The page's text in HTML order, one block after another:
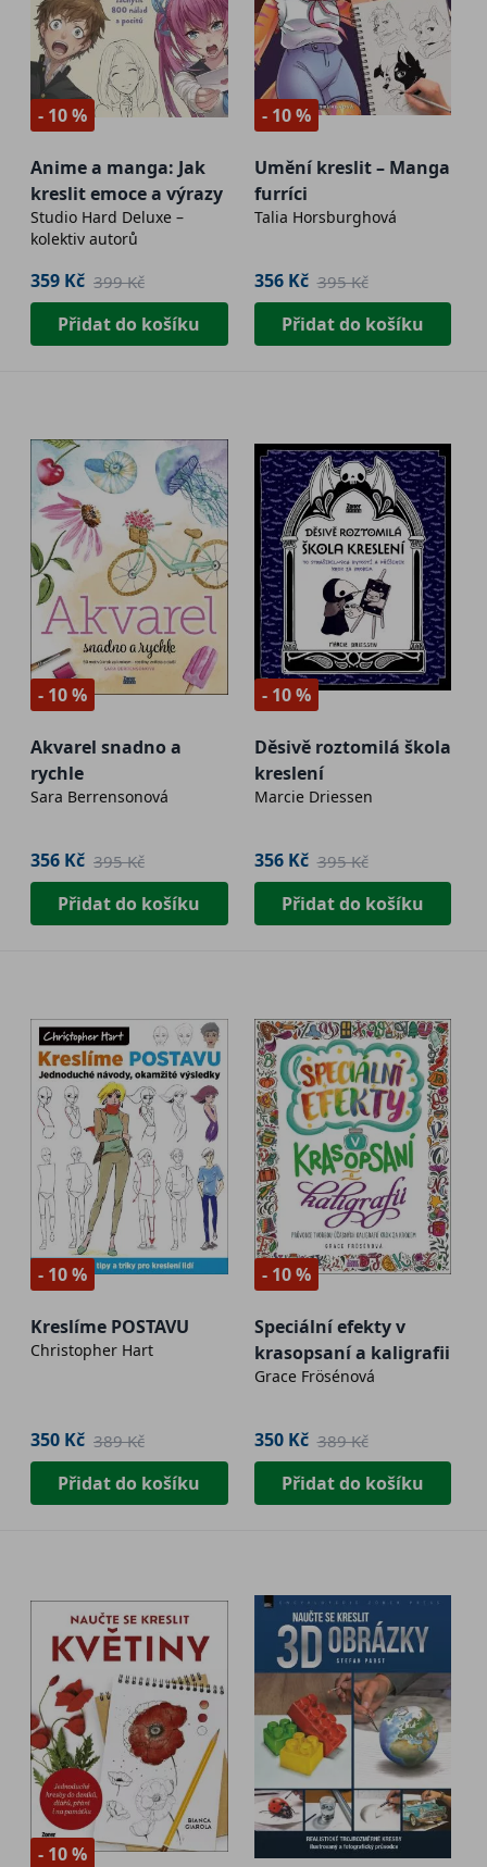
- 10 %
Anime a manga: Jak
kreslit emoce a výrazy
Studio Hard Deluxe –
kolektiv autorů
359 Kč 399 Kč
Přidat do košíku
- 10 %
Umění kreslit – Manga
furríci
Talia Horsburghová
356 Kč 395 Kč
Přidat do košíku
- 10 %
Akvarel snadno a
rychle
Sara Berrensonová
356 Kč 395 Kč
Přidat do košíku
- 10 %
Děsivě roztomilá škola
kreslení
Marcie Driessen
356 Kč 395 Kč
Přidat do košíku
- 10 %
Kreslíme POSTAVU
Christopher Hart
350 Kč 389 Kč
Přidat do košíku
- 10 %
Speciální efekty v
krasopsaní a kaligrafii
Grace Frösénová
350 Kč 389 Kč
Přidat do košíku
- 10 %